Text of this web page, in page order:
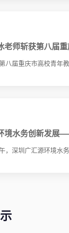
老师斩获第八届
八届重庆市高校青年
境水务创新发展
，深圳广汇源环境水